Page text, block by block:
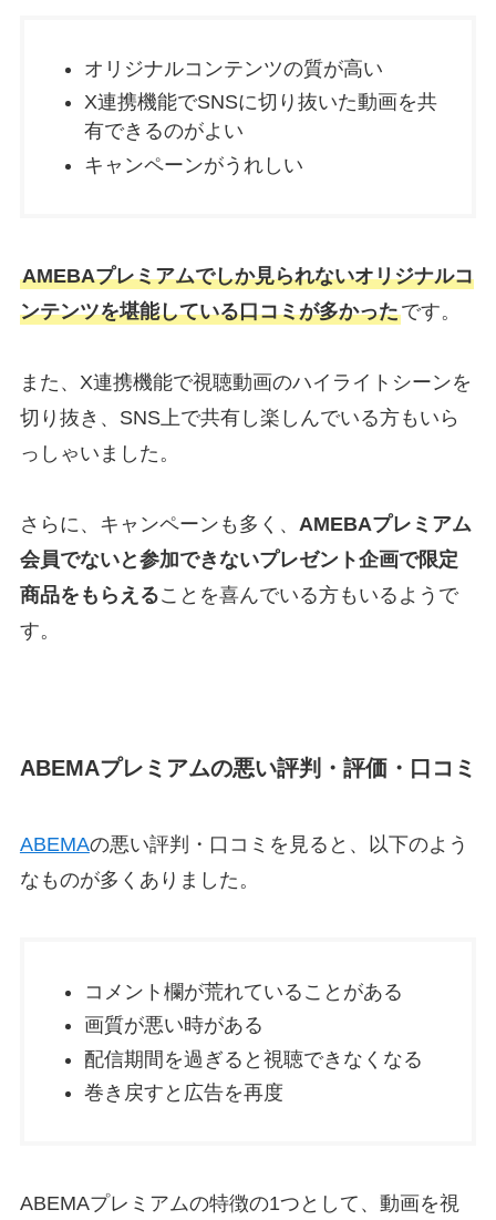
オリジナルコンテンツの質が高い
X連携機能でSNSに切り抜いた動画を共
有できるのがよい
キャンペーンがうれしい
AMEBAプレミアムでしか見られないオリジナルコ
ンテンツを堪能している口コミが多かったです。
また、X連携機能で視聴動画のハイライトシーンを
切り抜き、SNS上で共有し楽しんでいる方もいら
っしゃいました。
さらに、キャンペーンも多く、 AMEBAプレミアム
会員でないと参加できないプレゼント企画で限定
商品をもらえることを喜んでいる方もいるようで
す。
ABEMAプレミアムの悪い評判・評価・口コミ
ABEMAの悪い評判・口コミを見ると、以下のよう
なものが多くありました。
コメント欄が荒れていることがある
画質が悪い時がある
配信期間を過ぎると視聴できなくなる
巻き戻すと広告を再度
ABEMAプレミアムの特徴の1つとして、動画を視